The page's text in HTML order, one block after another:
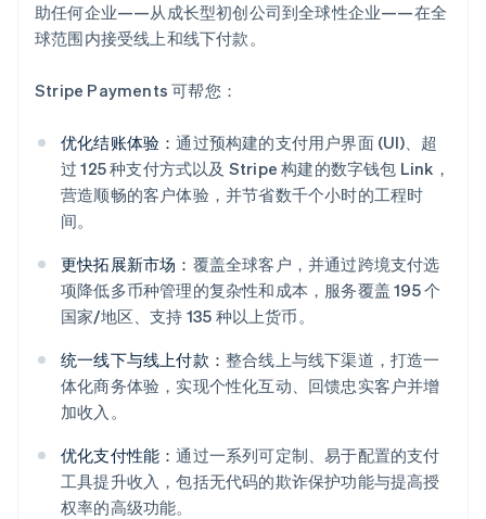
助任何企业——从成长型初创公司到全球性企业——在全
球范围内接受线上和线下付款。
Stripe Payments 可帮您：
优化结账体验：通过预构建的支付用户界面 (UI)、超
过 125 种支付方式以及 Stripe 构建的数字钱包 Link，
营造顺畅的客户体验，并节省数千个小时的工程时
间。
更快拓展新市场： 覆盖全球客户，并通过跨境支付选
项降低多币种管理的复杂性和成本，服务覆盖 195 个
国家/地区、支持 135 种以上货币。
统一线下与线上付款： 整合线上与线下渠道，打造一
体化商务体验，实现个性化互动、回馈忠实客户并增
加收入。
优化支付性能：通过一系列可定制、易于配置的支付
工具提升收入，包括无代码的欺诈保护功能与提高授
权率的高级功能。
English
爱尔兰
English